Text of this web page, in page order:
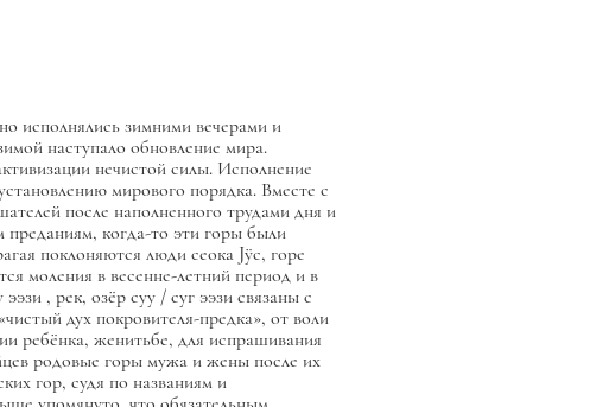
исполнялись зимними вечерами и
наступало обновление мира.
нечистой силы. Исполнение
мирового порядка. Вместе с
после наполненного трудами дня и
когда-то эти горы были
поклоняются люди сеока Jӱс, горе
моления в весенне-летний период и в
ээзи , рек, озёр суу / суг ээзи связаны с
дух покровителя-предка», от воли
ребёнка, женитьбе, для испрашивания
родовые горы мужа и жены после их
гор, судя по названиям и